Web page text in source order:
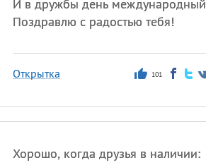
И в дружбы день международный
Поздравлю с радостью тебя!
Открытка 101
Хорошо, когда друзья в наличии: